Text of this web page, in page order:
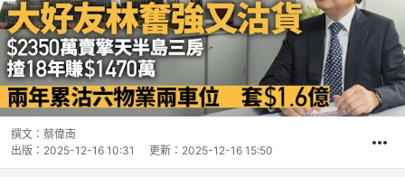
撰文： 蔡偉南
出版： 2025-12-16 10:31 更新： 2025-12-16 15:50